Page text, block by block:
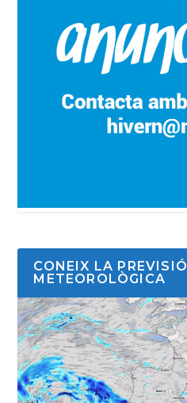
CONEIX LA PREVISIÓ
METEOROLÒGICA